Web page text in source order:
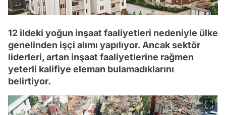
12 ildeki yoğun inşaat faaliyetleri nedeniyle ülke
genelinden işçi alımı yapılıyor. Ancak sektör
liderleri, artan inşaat faaliyetlerine rağmen
yeterli kalifiye eleman bulamadıklarını
belirtiyor.